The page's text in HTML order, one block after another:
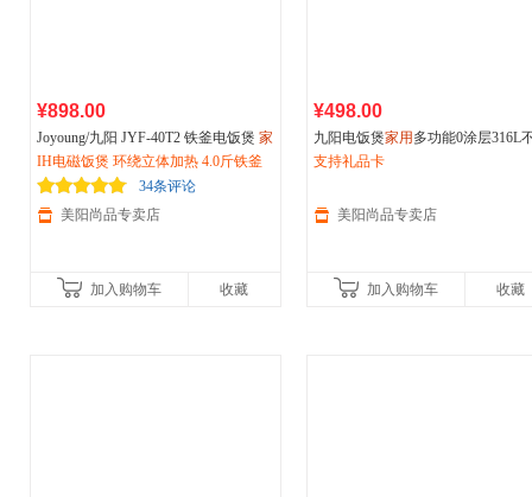
¥898.00
Joyoung/九阳 JYF-40T2 铁釜电饭煲 家
用智能IH电磁电饭锅4L
IH电磁饭煲 环绕立体加热 4.0斤铁釜
34条评论
美阳尚品专卖店
加入购物车 收藏
¥498.00
九阳电饭煲家用 多功能0涂层316L
钢智能预约5L大容量烹饪煮饭锅
支持礼品卡
美阳尚品专卖店
加入购物车 收藏